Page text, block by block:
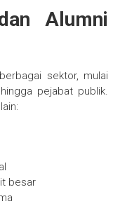
Alumni
sektor, mulai
pejabat publik.
besar